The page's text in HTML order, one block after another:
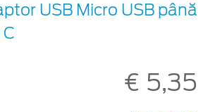
USB Micro USB până
€ 5,35